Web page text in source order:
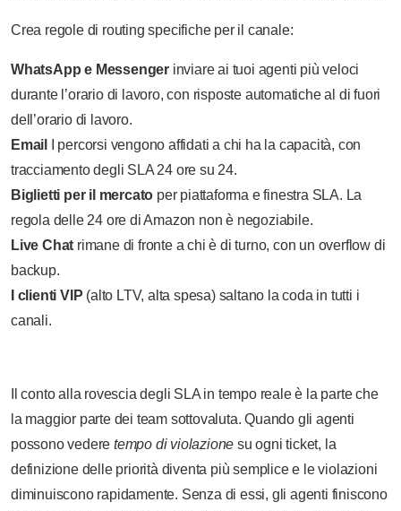
Crea regole di routing specifiche per il canale:
WhatsApp e Messenger inviare ai tuoi agenti più veloci
durante l’orario di lavoro, con risposte automatiche al di fuori
dell’orario di lavoro.
Email
I percorsi vengono affidati a chi ha la capacità, con
tracciamento degli SLA 24 ore su 24.
Biglietti per il mercato per piattaforma e finestra SLA. La
regola delle 24 ore di Amazon non è negoziabile.
Live Chat rimane di fronte a chi è di turno, con un overflow di
backup.
I clienti VIP (alto LTV, alta spesa) saltano la coda in tutti i
canali.
Il conto alla rovescia degli SLA in tempo reale è la parte che
la maggior parte dei team sottovaluta. Quando gli agenti
possono vederetempo di violazione su ogni ticket, la
definizione delle priorità diventa più semplice e le violazioni
diminuiscono rapidamente. Senza di essi, gli agenti finiscono